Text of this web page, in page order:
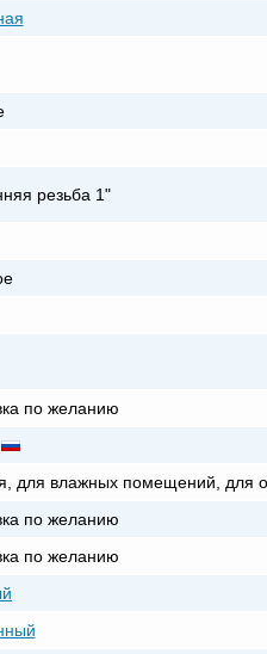
резьба 1"
по желанию
для влажных помещений, для
по желанию
по желанию